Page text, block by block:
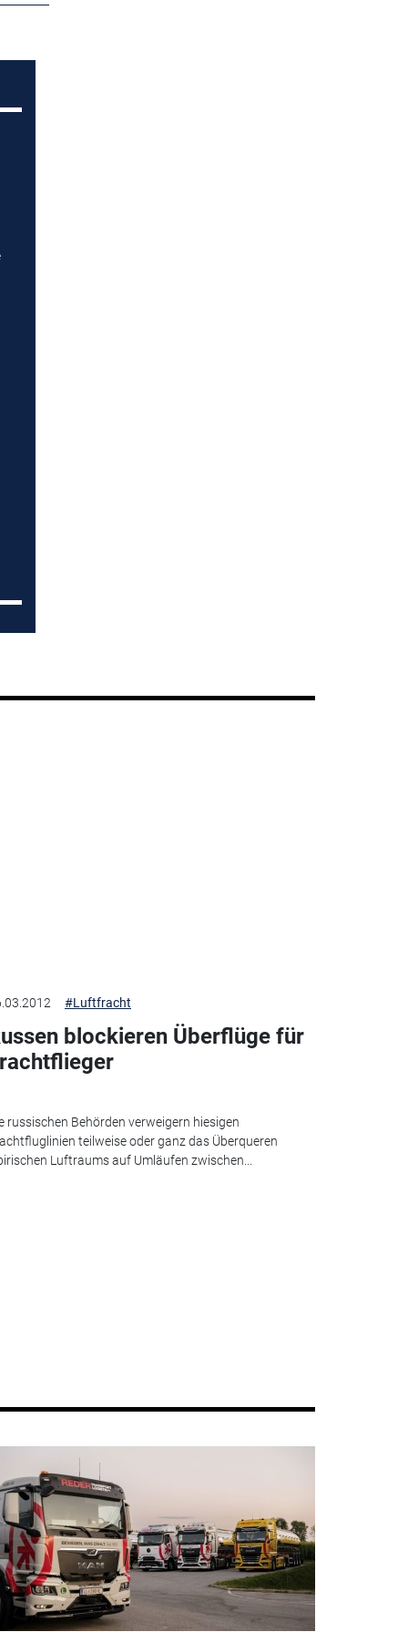
#Luftfracht
blockieren Überflüge für
russischen Behörden verweigern hiesigen
teilweise oder ganz das Überqueren
Luftraums auf Umläufen zwischen...